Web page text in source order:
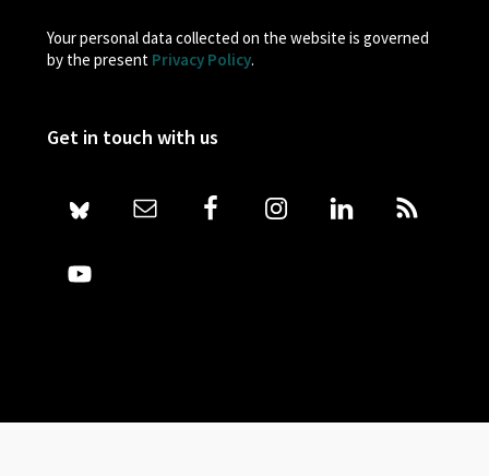
Your personal data collected on the website is governed
by the present Privacy Policy.
Get in touch with us